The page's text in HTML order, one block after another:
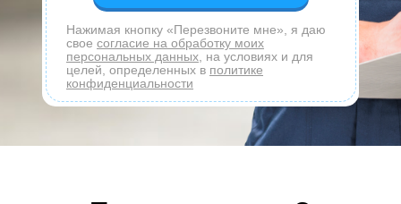
Нажимая кнопку «Перезвоните мне», я даю
свое согласие на обработку моих
персональных данных , на условиях и для
целей, определенных в политике
конфиденциальности